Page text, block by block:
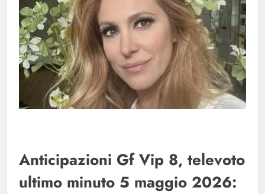
Anticipazioni Gf Vip 8, televoto
ultimo minuto 5 maggio 2026: